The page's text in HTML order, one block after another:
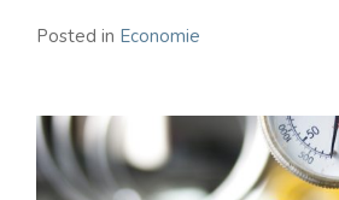
Posted in Economie